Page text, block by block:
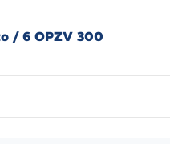
/ 6 OPZV 300